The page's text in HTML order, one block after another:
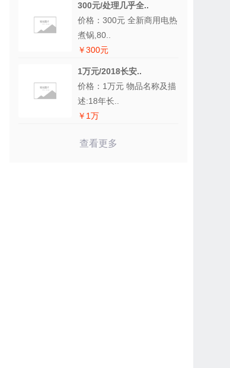
300元/处理几乎全..
价格：300元 全新商用电热
煮锅,80..
￥300元
1万元/2018长安..
价格：1万元 物品名称及描
述:18年长..
￥1万
查看更多